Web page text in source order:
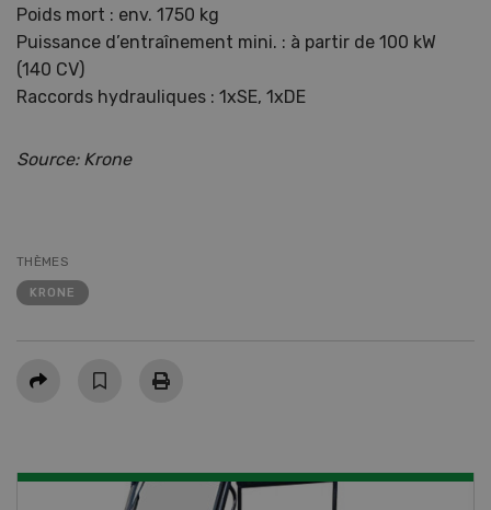
Poids mort : env. 1750 kg
Puissance d’entraînement mini. : à partir de 100 kW
(140 CV)
Raccords hydrauliques : 1xSE, 1xDE
Source: Krone
THÈMES
KRONE
Partager